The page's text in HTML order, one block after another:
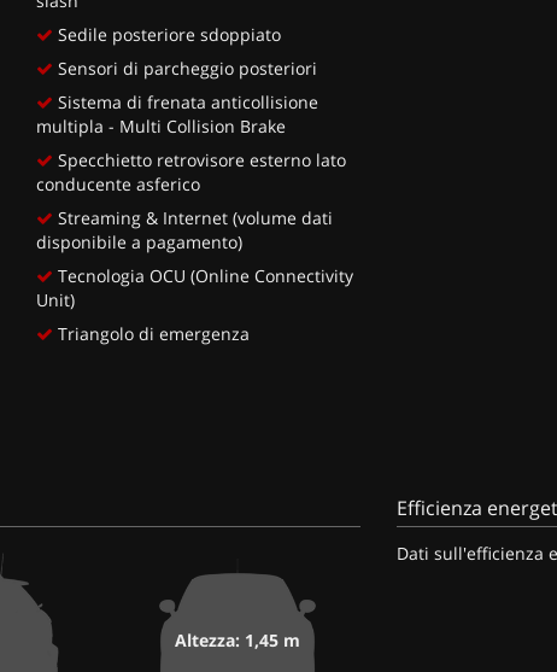
Sedile posteriore sdoppiato
Sensori di parcheggio posteriori
Sistema di frenata anticollisione
multipla - Multi Collision Brake
Specchietto retrovisore esterno lato
conducente asferico
Streaming & Internet (volume dati
disponibile a pagamento)
Tecnologia OCU (Online Connectivity
Unit)
Triangolo di emergenza
Altezza: 1,45 m
Efficienza
Dati sull'efficienza